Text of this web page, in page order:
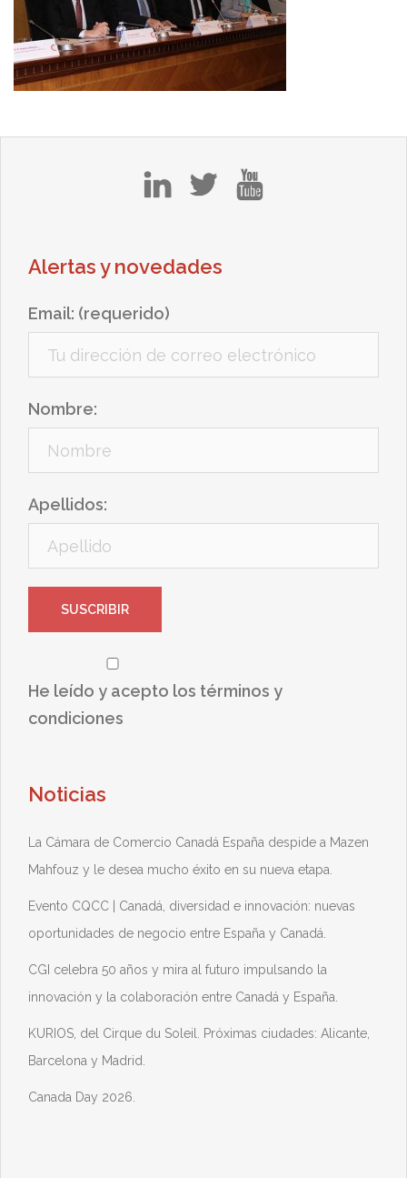
Alertas y novedades
Email: (requerido)
Nombre:
Apellidos:
He leído y acepto los términos y
condiciones
Noticias
La Cámara de Comercio Canadá España despide a Mazen
Mahfouz y le desea mucho éxito en su nueva etapa.
Evento CQCC | Canadá, diversidad e innovación: nuevas
oportunidades de negocio entre España y Canadá.
CGI celebra 50 años y mira al futuro impulsando la
innovación y la colaboración entre Canadá y España.
KURIOS, del Cirque du Soleil. Próximas ciudades: Alicante,
Barcelona y Madrid.
Canada Day 2026.